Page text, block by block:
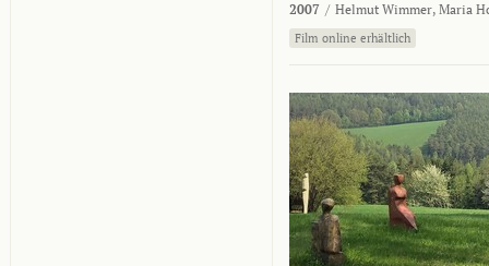
2007 / Helmut Wimmer, Maria
Film online erhältlich